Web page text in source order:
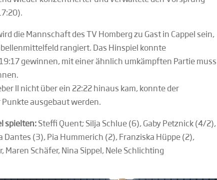
die Mannschaft des TV Homberg zu Gast in Cappel sein,
rangiert. Das Hinspiel konnte
gewinnen, mit einer ähnlich umkämpften Partie muss
II nicht über ein 22:22 hinaus kam, konnte der
ausgebaut werden.
spielten:Steffi Quent; Silja Schlue (6), Gaby Petznick (4/2),
(3), Pia Hummerich (2), Franziska Hüppe (2),
Maren Schäfer, Nina Sippel, Nele Schlichting